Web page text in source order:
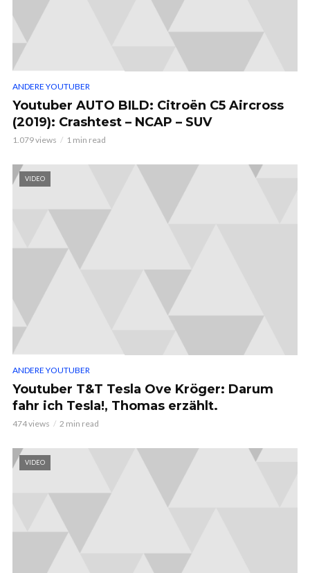
ANDERE YOUTUBER
Youtuber AUTO BILD: Citroën C5 Aircross
(2019): Crashtest – NCAP – SUV
1.079 views 1 min read
VIDEO
ANDERE YOUTUBER
Youtuber T&T Tesla Ove Kröger: Darum
fahr ich Tesla!, Thomas erzählt.
474 views 2 min read
VIDEO